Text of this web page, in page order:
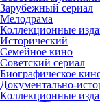
Зарубежный сериал
Мелодрама
Коллекционные
Исторический
Семейное кино
Советский сериал
Биографическое
Документально-
Коллекционные